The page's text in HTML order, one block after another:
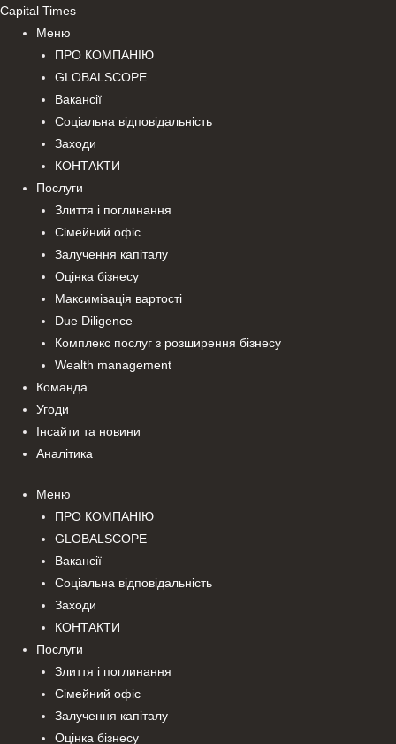
Перейти
Capital Times
Меню
ПРО КОМПАНІЮ
GLOBALSCOPE
Вакансії
Соціальна відповідальність
Заходи
КОНТАКТИ
Послуги
Злиття і поглинання
Сімейний офіс
Залучення капіталу
Оцінка бізнесу
Максимізація вартості
Due Diligence
Комплекс послуг з розширення бізнесу
Wealth management
Команда
Угоди
Інсайти та новини
Аналітика
Меню
ПРО КОМПАНІЮ
GLOBALSCOPE
Вакансії
Соціальна відповідальність
Заходи
КОНТАКТИ
Послуги
Злиття і поглинання
Сімейний офіс
Залучення капіталу
Оцінка бізнесу